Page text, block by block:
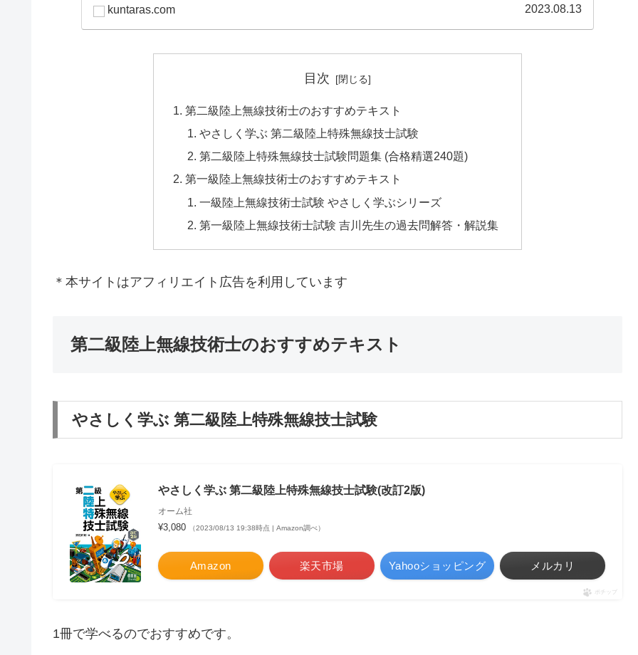
kuntaras.com 2023.08.13
目次
第二級陸上無線技術士のおすすめテキスト
やさしく学ぶ 第二級陸上特殊無線技士試験
第二級陸上特殊無線技士試験問題集 (合格精選240題)
第一級陸上無線技術士のおすすめテキスト
一級陸上無線技術士試験 やさしく学ぶシリーズ
第一級陸上無線技術士試験 吉川先生の過去問解答・解説集
＊本サイトはアフィリエイト広告を利用しています
第二級陸上無線技術士のおすすめテキスト
やさしく学ぶ 第二級陸上特殊無線技士試験
やさしく学ぶ 第二級陸上特殊無線技士試験(改訂2版)
オーム社
¥3,080 （2023/08/13 19:38時点 | Amazon調べ）
Amazon 楽天市場 Yahooショッピング メルカリ
ポチップ
1冊で学べるのでおすすめです。